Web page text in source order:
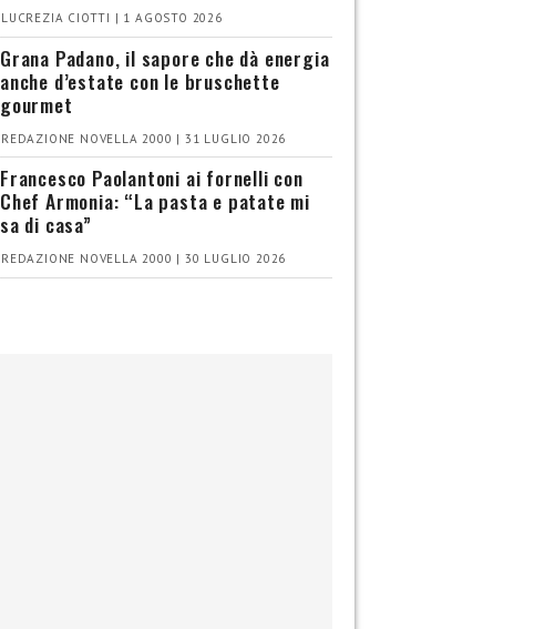
LUCREZIA CIOTTI | 1 AGOSTO 2026
Grana Padano, il sapore che dà energia
anche d’estate con le bruschette
gourmet
REDAZIONE NOVELLA 2000 | 31 LUGLIO 2026
Francesco Paolantoni ai fornelli con
Chef Armonia: “La pasta e patate mi
sa di casa”
REDAZIONE NOVELLA 2000 | 30 LUGLIO 2026